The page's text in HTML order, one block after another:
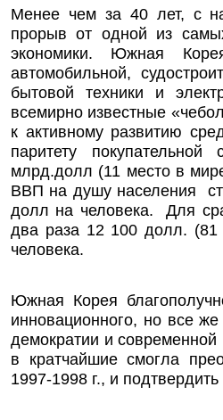
Менее чем за 40 лет, с
прорыв от одной из
экономики. Южная
автомобильной,
бытовой техники и
всемирно известные
к активному развитию
паритету
млрд.долл (11 место в
ВВП на душу населения
долл на человека. Для
два раза 12 100 долл.
человека.
Южная Корея
инновационного, но все
демократии и
в кратчайшие смогла
1997-1998 г., и